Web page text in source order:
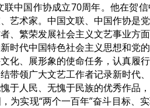
联中国作协成立70周年。他在贺
艺术家。中国文联、中国作协是
、繁荣发展社会主义文艺事业方
时代中国特色社会主义思想和党
化、展形象的使命任务，认真履
带领广大文艺工作者记录新时代
于人民、无愧于民族的优秀作品
为实现“两个一百年”奋斗目标、